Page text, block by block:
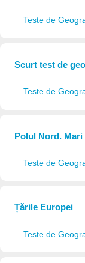
Teste de
Scurt test de
Teste de
Polul Nord.
Teste de
Țările Europei
Teste de